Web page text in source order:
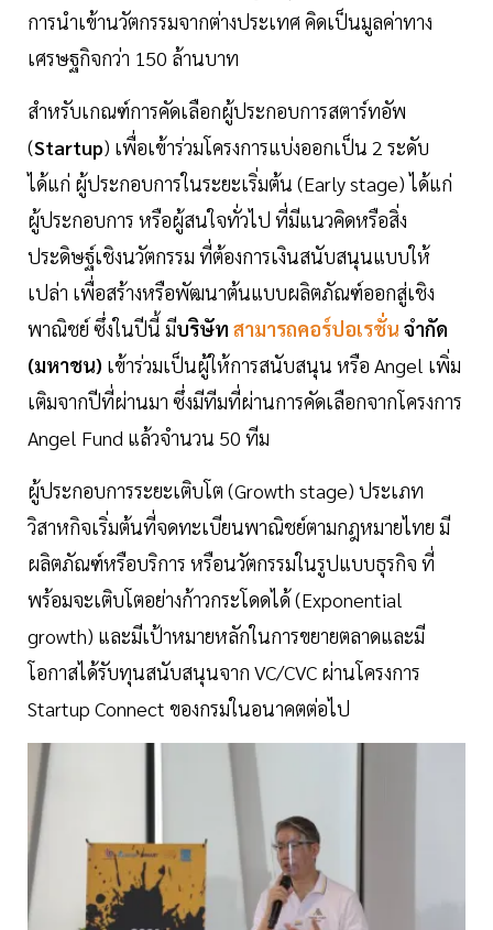
การนำเข้านวัตกรรมจากต่างประเทศ คิดเป็นมูลค่าทาง
เศรษฐกิจกว่า 150 ล้านบาท
สำหรับเกณฑ์การคัดเลือกผู้ประกอบการสตาร์ทอัพ
(Startup) เพื่อเข้าร่วมโครงการแบ่งออกเป็น 2 ระดับ
ได้แก่ ผู้ประกอบการในระยะเริ่มต้น (Early stage) ได้แก่
ผู้ประกอบการ หรือผู้สนใจทั่วไป ที่มีแนวคิดหรือสิ่ง
ประดิษฐ์เชิงนวัตกรรม ที่ต้องการเงินสนับสนุนแบบให้
เปล่า เพื่อสร้างหรือพัฒนาต้นแบบผลิตภัณฑ์ออกสู่เชิง
พาณิชย์ ซึ่งในปีนี้ มีบริษัท สามารถคอร์ปอเรชั่น จำกัด
(มหาชน) เข้าร่วมเป็นผู้ให้การสนับสนุน หรือ Angel เพิ่ม
เติมจากปีที่ผ่านมา ซึ่งมีทีมที่ผ่านการคัดเลือกจากโครงการ
Angel Fund แล้วจำนวน 50 ทีม
ผู้ประกอบการระยะเติบโต (Growth stage) ประเภท
วิสาหกิจเริ่มต้นที่จดทะเบียนพาณิชย์ตามกฎหมายไทย มี
ผลิตภัณฑ์หรือบริการ หรือนวัตกรรมในรูปแบบธุรกิจ ที่
พร้อมจะเติบโตอย่างก้าวกระโดดได้ (Exponential
growth) และมีเป้าหมายหลักในการขยายตลาดและมี
โอกาสได้รับทุนสนับสนุนจาก VC/CVC ผ่านโครงการ
Startup Connect ของกรมในอนาคตต่อไป